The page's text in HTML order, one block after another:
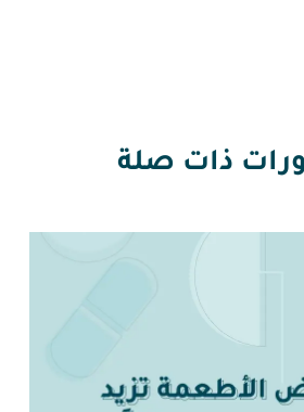
ذات صلة